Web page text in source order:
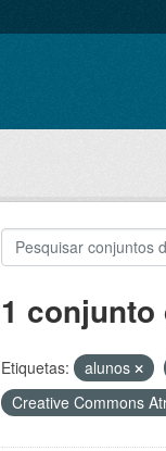
1
Etiquetas: alunos
Creative Commons